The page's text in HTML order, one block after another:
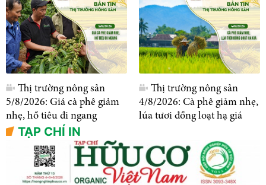
Thị trường nông sản
5/8/2026: Giá cà phê giảm
nhẹ, hồ tiêu đi ngang
Thị trường nông sản
4/8/2026: Cà phê giảm nhẹ,
lúa tươi đồng loạt hạ giá
TẠP CHÍ IN